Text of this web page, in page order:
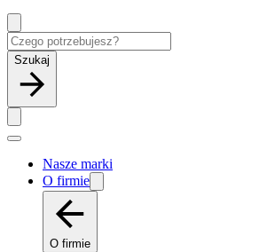
Szukaj
Nasze marki
O firmie
O firmie